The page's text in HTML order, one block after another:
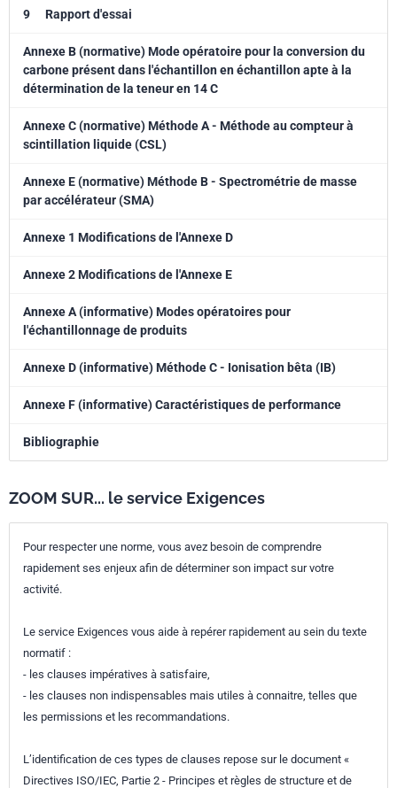
9 Rapport d'essai
Annexe B (normative) Mode opératoire pour la conversion du
carbone présent dans l'échantillon en échantillon apte à la
détermination de la teneur en 14 C
Annexe C (normative) Méthode A - Méthode au compteur à
scintillation liquide (CSL)
Annexe E (normative) Méthode B - Spectrométrie de masse
par accélérateur (SMA)
Annexe 1 Modifications de l'Annexe D
Annexe 2 Modifications de l'Annexe E
Annexe A (informative) Modes opératoires pour
l'échantillonnage de produits
Annexe D (informative) Méthode C - Ionisation bêta (IB)
Annexe F (informative) Caractéristiques de performance
Bibliographie
ZOOM SUR... le service Exigences
Pour respecter une norme, vous avez besoin de comprendre
rapidement ses enjeux afin de déterminer son impact sur votre
activité.
Le service Exigences vous aide à repérer rapidement au sein du texte
normatif :
- les clauses impératives à satisfaire,
- les clauses non indispensables mais utiles à connaitre, telles que
les permissions et les recommandations.
L’identification de ces types de clauses repose sur le document «
Directives ISO/IEC, Partie 2 - Principes et règles de structure et de